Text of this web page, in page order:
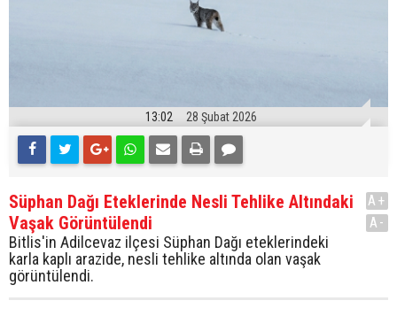
13:02 28 Şubat 2026
Süphan Dağı Eteklerinde Nesli Tehlike Altındaki
Vaşak Görüntülendi
Bitlis'in Adilcevaz ilçesi Süphan Dağı eteklerindeki
karla kaplı arazide, nesli tehlike altında olan vaşak
görüntülendi.
A+
A-